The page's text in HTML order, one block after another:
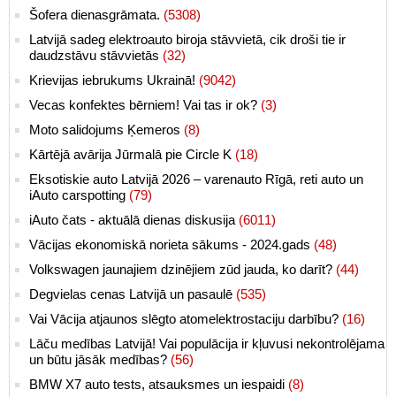
Šofera dienasgrāmata. (5308)
Latvijā sadeg elektroauto biroja stāvvietā, cik droši tie ir
daudzstāvu stāvvietās (32)
Krievijas iebrukums Ukrainā! (9042)
Vecas konfektes bērniem! Vai tas ir ok? (3)
Moto salidojums Ķemeros (8)
Kārtējā avārija Jūrmalā pie Circle K (18)
Eksotiskie auto Latvijā 2026 – varenauto Rīgā, reti auto un
iAuto carspotting (79)
iAuto čats - aktuālā dienas diskusija (6011)
Vācijas ekonomiskā norieta sākums - 2024.gads (48)
Volkswagen jaunajiem dzinējiem zūd jauda, ko darīt? (44)
Degvielas cenas Latvijā un pasaulē (535)
Vai Vācija atjaunos slēgto atomelektrostaciju darbību? (16)
Lāču medības Latvijā! Vai populācija ir kļuvusi nekontrolējama
un būtu jāsāk medības? (56)
BMW X7 auto tests, atsauksmes un iespaidi (8)